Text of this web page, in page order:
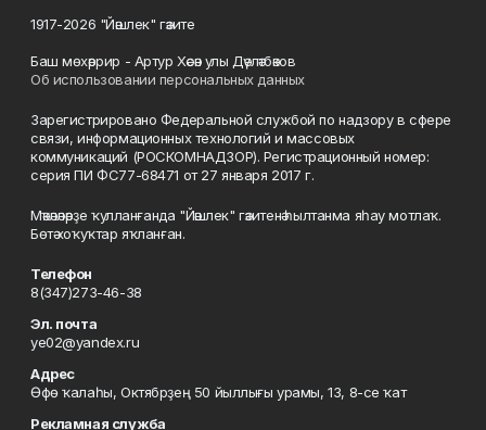
1917-2026 "Йәшлек" гәзите
Баш мөхәррир - Артур Хәсән улы Дәүләтбәков
Об использовании персональных данных
Зарегистрировано Федеральной службой по надзору в сфере
связи, информационных технологий и массовых
коммуникаций (РОСКОМНАДЗОР). Регистрационный номер:
серия ПИ ФС77-68471 от 27 января 2017 г.
Мәҡәләләрҙе ҡулланғанда "Йәшлек" гәзитенә һылтанма яһау мотлаҡ.
Бөтә хоҡуҡтар яҡланған.
Телефон
8(347)273-46-38
Эл. почта
ye02@yandex.ru
Адрес
Өфө ҡалаһы, Октябрҙең 50 йыллығы урамы, 13, 8-се ҡат
Рекламная служба